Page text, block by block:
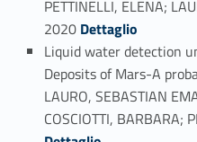
PETTINELLI, ELENA;
2020 Link identifier #identifier_person_56041-25
Dettaglio
Liquid water detection
Deposits of Mars-A
LAURO, SEBASTIAN
COSCIOTTI, BARBARA;